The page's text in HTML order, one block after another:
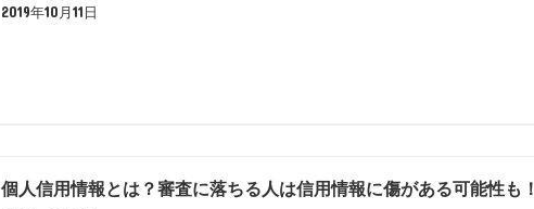
2019年10月11日
個人信用情報とは？審査に落ちる人は信用情報に傷がある可能性も！